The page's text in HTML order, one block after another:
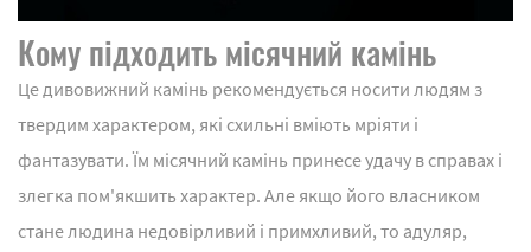
Кому підходить місячний камінь
Це дивовижний камінь рекомендується носити людям з
твердим характером, які схильні вміють мріяти і
фантазувати. Їм місячний камінь принесе удачу в справах і
злегка пом'якшить характер. Але якщо його власником
стане людина недовірливий і примхливий, то адуляр,